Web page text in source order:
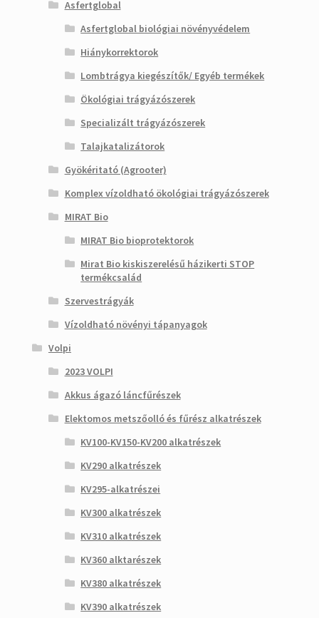
Asfertglobal
Asfertglobal biológiai növényvédelem
Hiánykorrektorok
Lombtrágya kiegészítők/ Egyéb termékek
Ökológiai trágyázószerek
Specializált trágyázószerek
Talajkatalizátorok
Gyökéritató (Agrooter)
Komplex vízoldható ökológiai trágyázószerek
MIRAT Bio
MIRAT Bio bioprotektorok
Mirat Bio kiskiszerelésű házikerti STOP
termékcsalád
Szervestrágyák
Vízoldható növényi tápanyagok
Volpi
2023 VOLPI
Akkus ágazó láncfűrészek
Elektomos metszőolló és fűrész alkatrészek
KV100-KV150-KV200 alkatrészek
KV290 alkatrészek
KV295-alkatrészei
KV300 alkatrészek
KV310 alkatrészek
KV360 alktarészek
KV380 alkatrészek
KV390 alkatrészek